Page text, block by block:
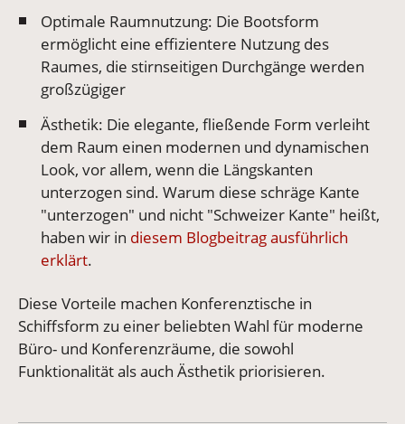
Optimale Raumnutzung: Die Bootsform
ermöglicht eine effizientere Nutzung des
Raumes, die stirnseitigen Durchgänge werden
großzügiger
Ästhetik: Die elegante, fließende Form verleiht
dem Raum einen modernen und dynamischen
Look, vor allem, wenn die Längskanten
unterzogen sind. Warum diese schräge Kante
"unterzogen" und nicht "Schweizer Kante" heißt,
haben wir in diesem Blogbeitrag ausführlich
erklärt.
Diese Vorteile machen Konferenztische in
Schiffsform zu einer beliebten Wahl für moderne
Büro- und Konferenzräume, die sowohl
Funktionalität als auch Ästhetik priorisieren.